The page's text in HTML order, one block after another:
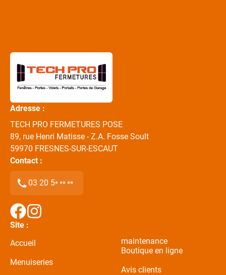
Adresse :
TECH PRO FERMETURES POSE
89, rue Henri Matisse - Z.A. Fosse Soult
59970 FRESNES-SUR-ESCAUT
Contact :
03 20 5* ** **
Site :
Accueil
Menuiseries
maintenance
Boutique en ligne
Avis clients